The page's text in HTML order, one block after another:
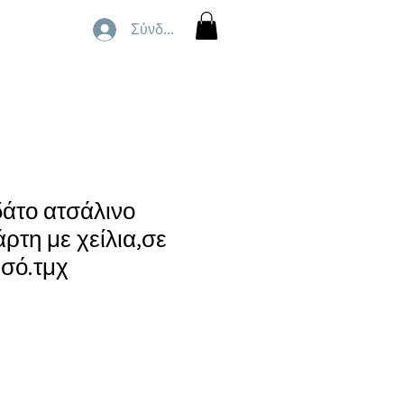
Σύνδεση
ατσάλινο
με χείλια,σε